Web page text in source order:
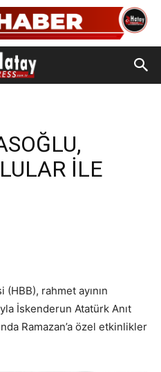
İLE
rahmet ayının
İskenderun Atatürk Anıt
Ramazan’a özel etkinlikler